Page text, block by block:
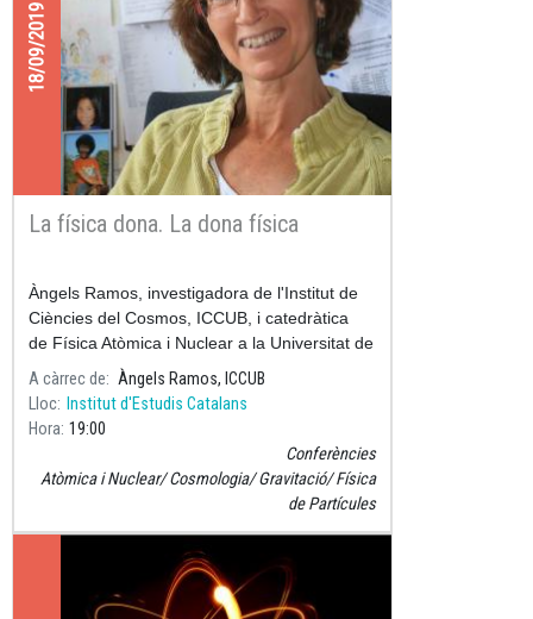
18/09/2019
La física dona. La dona física
Àngels Ramos, investigadora de l'Institut de
Ciències del Cosmos, ICCUB, i catedràtica
de Física Atòmica i Nuclear a la Universitat de
Barcelona donarà la conferència inaugural del
curs 2019-2
A càrrec de
Àngels Ramos, ICCUB
Lloc
Institut d'Estudis Catalans
Hora 19:00
Conferències
Atòmica i Nuclear Cosmologia Gravitació Física
de Partícules